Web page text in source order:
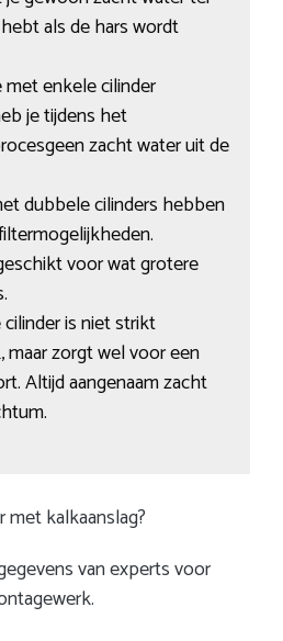
als de hars wordt
enkele cilinder
je tijdens het
zacht water uit de
dubbele cilinders hebben
voor wat grotere
is niet strikt
maar zorgt wel voor een
Altijd aangenaam zacht
met kalkaanslag?
van experts voor